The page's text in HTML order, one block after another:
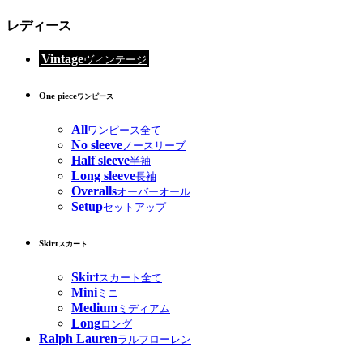
レディース
Vintageヴィンテージ
One pieceワンピース
Allワンピース全て
No sleeveノースリーブ
Half sleeve半袖
Long sleeve長袖
Overallsオーバーオール
Setupセットアップ
Skirtスカート
Skirtスカート全て
Miniミニ
Medium ミディアム
Longロング
Ralph Laurenラルフローレン